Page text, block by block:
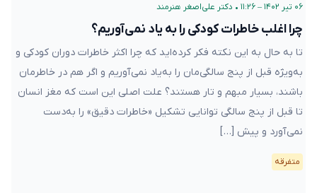
۰۶ تیر ۱۴۰۲ – ۱۱:۲۶ • دکتر علی‌اصغر هنرمند
چرا اغلب خاطرات کودکی را به یاد نمی‌آوریم؟
تا به حال به این نکته فکر کرده‌اید که چرا اکثر خاطرات دوران کودکی و
به‌ویژه قبل از پنج سالگی‌مان را به‌یاد نمی‌آوریم و اگر هم در خاطرمان
باشند، بسیار مبهم و تار هستند؟ علت اصلی این است که مغز انسان
تا قبل از پنج سالگی توانایی تشکیل «خاطرات دقیق» را به‌دست
نمی‌آورد و پیش […]
متفرقه